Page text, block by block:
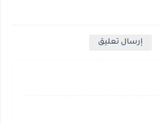
إرسال تعليق